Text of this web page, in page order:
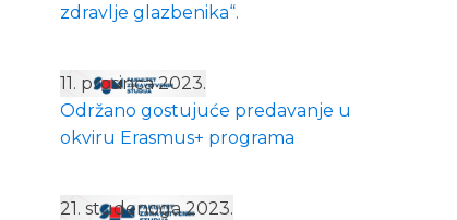
zdravlje glazbenika“.
11. prosinca 2023.
Održano gostujuće predavanje u
okviru Erasmus+ programa
21. studenoga 2023.